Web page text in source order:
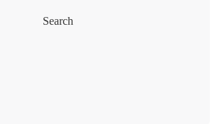
Search